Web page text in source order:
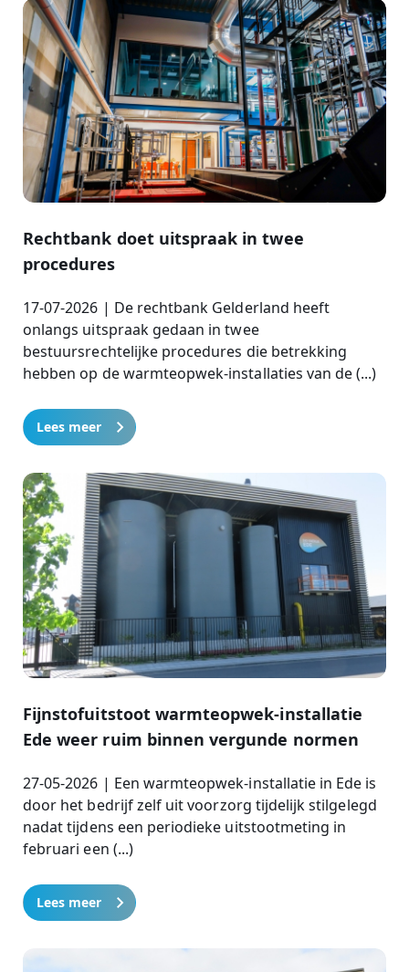
Rechtbank doet uitspraak in twee
procedures
17-07-2026 | De rechtbank Gelderland heeft
onlangs uitspraak gedaan in twee
bestuursrechtelijke procedures die betrekking
hebben op de warmteopwek-installaties van de (...)
Lees meer
Fijnstofuitstoot warmteopwek-installatie
Ede weer ruim binnen vergunde normen
27-05-2026 | Een warmteopwek-installatie in Ede is
door het bedrijf zelf uit voorzorg tijdelijk stilgelegd
nadat tijdens een periodieke uitstootmeting in
februari een (...)
Lees meer